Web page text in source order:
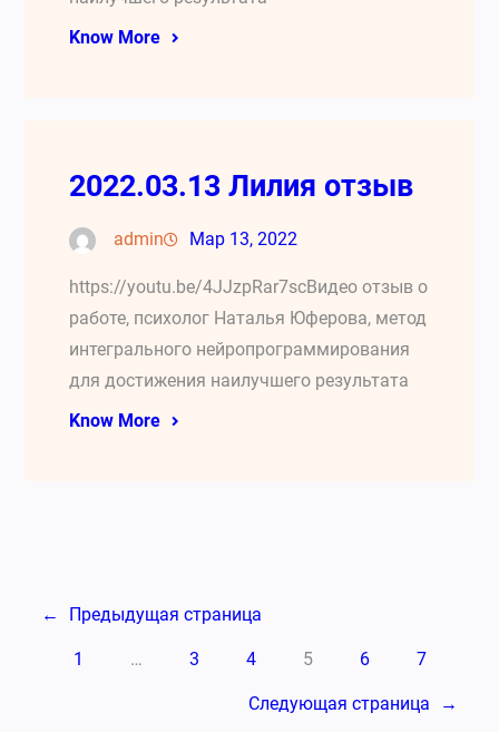
Know More
2022.03.13 Лилия отзыв
admin Мар 13, 2022
https://youtu.be/4JJzpRar7scВидео отзыв о
работе, психолог Наталья Юферова, метод
интегрального нейропрограммирования
для достижения наилучшего результата
Know More
← Предыдущая страница
1 … 3 4 5 6 7
Следующая страница →